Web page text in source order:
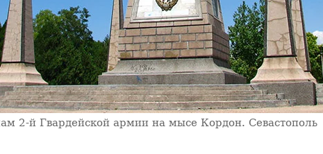
2-й Гвардейской армии на мысе Кордон. Севастополь